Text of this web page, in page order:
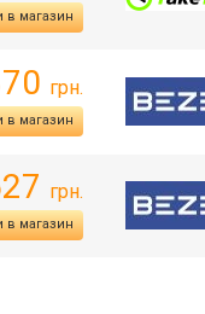
в магазин
грн.
в магазин
грн.
в магазин